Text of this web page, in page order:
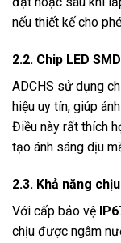
nếu thiết kế cho
2.2. Chip LED
ADCHS sử dụng
hiệu uy tín, giúp
Điều này rất thích
tạo ánh sáng dịu
2.3. Khả năng
Với cấp bảo vệ
chịu được ngâm